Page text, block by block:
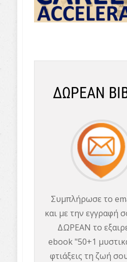
ΔΩΡΕΑΝ
Συμπλήρωσε το
και με την εγγραφή
ΔΩΡΕΑΝ το
ebook "50+1
φτιάξεις τη ζωή